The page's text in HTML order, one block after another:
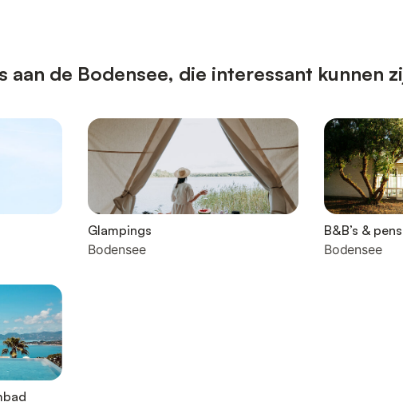
de Bodensee, die interessant kunnen
Glampings
Bodensee
B&B’s &
Bodensee